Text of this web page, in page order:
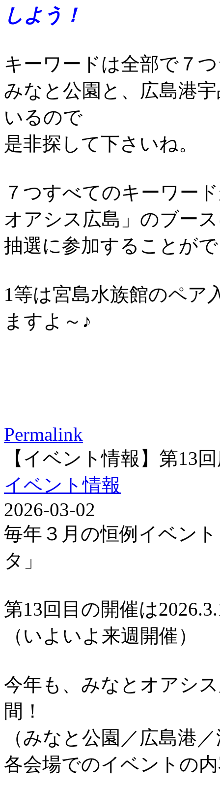
しよう！
キーワードは全部
みなと公園と、広島港
いるので
是非探して下さいね。
７つすべてのキーワー
オアシス広島」のブー
抽選に参加することが
1等は宮島水族館のペア
ますよ～♪
Permalink
【イベント情報】第13
イベント情報
2026-03-02
毎年３月の恒例イベン
タ」
第13回目の開催は
（いよいよ来週開催）
今年も、みなとオアシ
間！
（みなと公園／広島港
各会場でのイベントの